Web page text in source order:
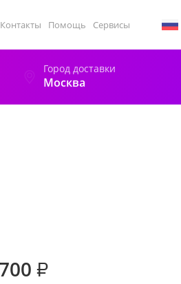
Контакты Помощь Сервисы
Город доставки
Москва
₽